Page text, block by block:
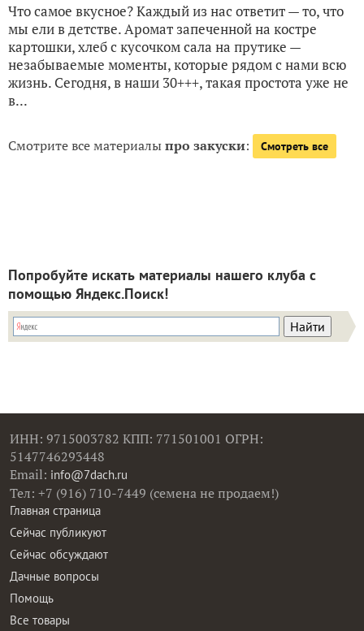
Что самое вкусное? Каждый из нас ответит — то, что
мы ели в детстве. Аромат запеченной на костре
картошки, хлеб с кусочком сала на прутике —
незабываемые моменты, которые рядом с нами всю
жизнь. Сегодня, в наши 30+++, такая простота уже не
в...
Смотрите все материалыпро закуски: Смотреть все
Попробуйте искать материалы нашего клуба с
помощью Яндекс.Поиск!
ИНН: 9715003782 КПП: 771501001 ОГРН:
5147746293448
Email: info@7dach.ru
Тел: +7 (916) 710-7449 (семена не продаем!)
Главная страница
Сейчас публикуют
Сейчас обсуждают
Дачные вопросы
Помощь
Все товары